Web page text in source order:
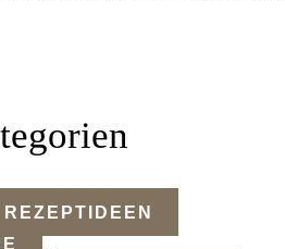
REZEPTIDEEN